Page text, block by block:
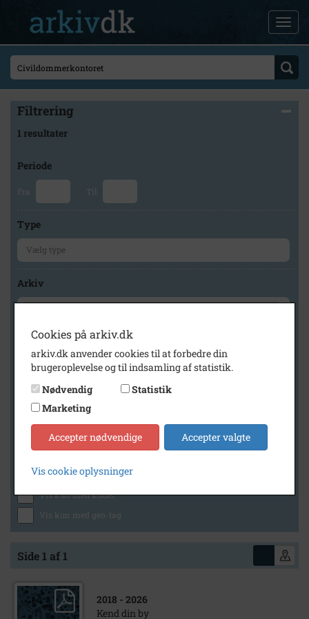
Filtrering
1 resultater
Periode
Fra Til
Type
Arkiv
Geografi
Generelt
Vis kun med billeder
Vis kun med lydklip
Vis kun med kilder
Vis kun med geo-tag
Side 1 af 1
2018 - 2026
Kend din by
Cookies på arkiv.dk
arkiv.dk anvender cookies til at forbedre din
brugeroplevelse og til indsamling af statistik.
Nødvendig
Statistik
Marketing
Accepter nødvendige Accepter valgte
Vis cookie oplysninger